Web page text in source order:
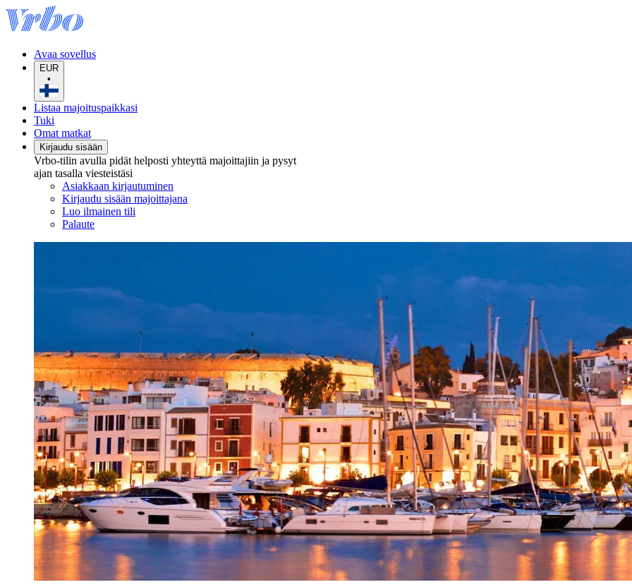
Avaa sovellus
EUR
•
Listaa majoituspaikkasi
Tuki
Omat matkat
Kirjaudu sisään
Vrbo-tilin avulla pidät helposti yhteyttä majoittajiin ja pysyt
ajan tasalla viesteistäsi
Asiakkaan kirjautuminen
Kirjaudu sisään majoittajana
Luo ilmainen tili
Palaute